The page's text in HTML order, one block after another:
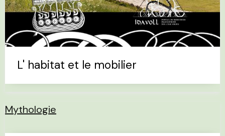
L' habitat et le mobilier
Mythologie